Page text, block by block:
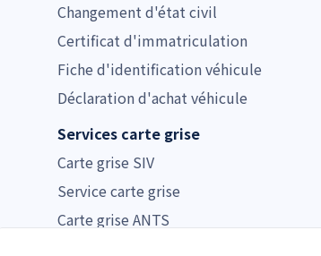
Changement d'état civil
Certificat d'immatriculation
Fiche d'identification véhicule
Déclaration d'achat véhicule
Services carte grise
Carte grise SIV
Service carte grise
Carte grise ANTS